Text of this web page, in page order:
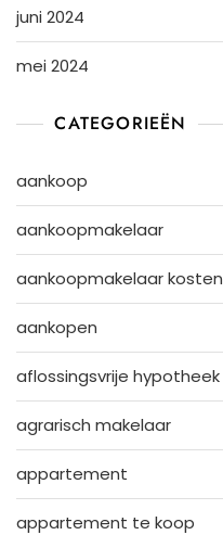
juni 2024
mei 2024
CATEGORIEËN
aankoop
aankoopmakelaar
aankoopmakelaar kosten
aankopen
aflossingsvrije hypotheek
agrarisch makelaar
appartement
appartement te koop